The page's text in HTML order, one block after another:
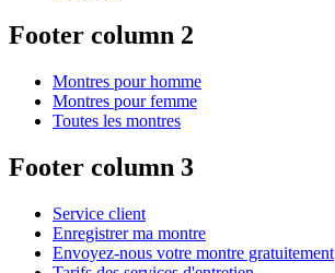
Footer column 2
Montres pour homme
Montres pour femme
Toutes les montres
Footer column 3
Service client
Enregistrer ma montre
Envoyez-nous votre montre gratuitement